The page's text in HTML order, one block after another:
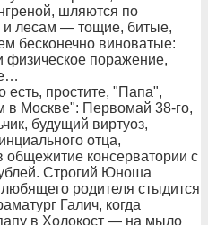
шляются по
и лесам — тощие, битые,
бесконечно виноватые:
физическое поражение,
есть, простите, "Папа",
в Москве": Первомай 38-го,
будущий виртуоз,
отца,
общежитие консерватории с
Строгий Юноша
родителя стыдится
Галич, когда
в Холокост — на мыло